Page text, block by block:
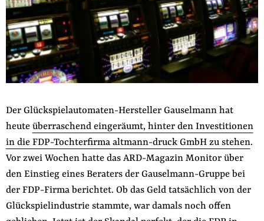
Suche
auf
der
Website
Folge Uns
FacebookMastodonBlueskyInstagramYoutube
Der Glückspielautomaten-Hersteller Gauselmann hat
heute überraschend eingeräumt, hinter den Investitionen
in die FDP-Tochterfirma altmann-druck GmbH zu stehen.
Vor zwei Wochen hatte das ARD-Magazin Monitor über
den Einstieg eines Beraters der Gauselmann-Gruppe bei
der FDP-Firma berichtet. Ob das Geld tatsächlich von der
Glückspielindustrie stammte, war damals noch offen